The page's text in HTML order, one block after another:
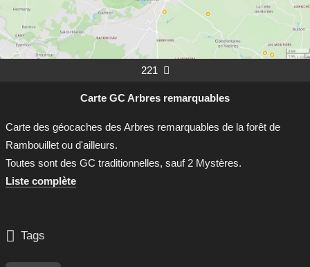
221 
Carte GC Arbres remarquables
Carte des géocaches des Arbres remarquables de la forêt de
Rambouillet ou d'ailleurs.
Toutes sont des GC traditionnelles, sauf 2 Mystères.
Liste complète
 Tags